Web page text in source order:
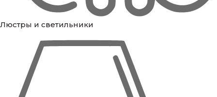
Люстры и светильники